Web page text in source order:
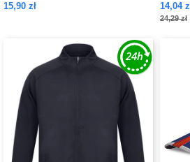
15,90 zł
14,04
24,29 zł